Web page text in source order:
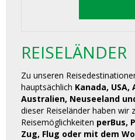
REISELÄNDER
Zu unseren
hauptsächlich Kanada, USA,
Australien, Neuseeland
dieser Reiseländer haben wir
Reisemöglichkeiten perBus,
Zug, Flug oder mit dem